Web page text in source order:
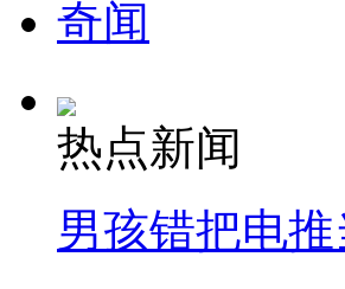
奇闻
热点新闻
男孩错把电